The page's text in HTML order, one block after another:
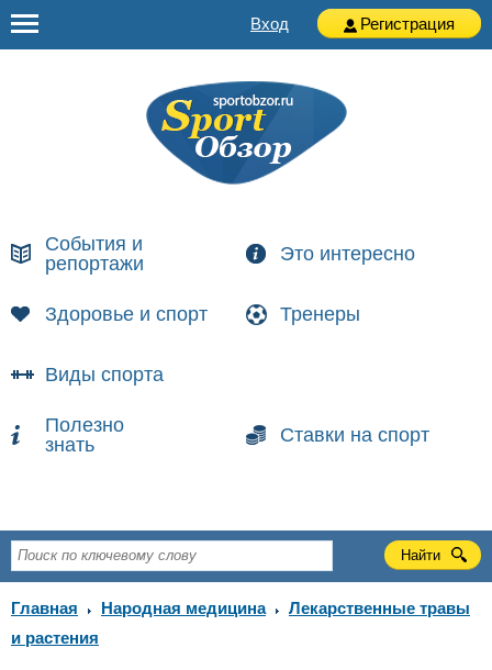
Вход Регистрация
События и
репортажи
Это интересно
Здоровье и спорт Тренеры
Виды спорта
Полезно
знать
Ставки на спорт
Главная Народная медицина
Лекарственные травы
и растения